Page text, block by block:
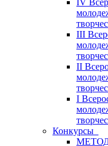
IV
III
II
I
Конкурсы